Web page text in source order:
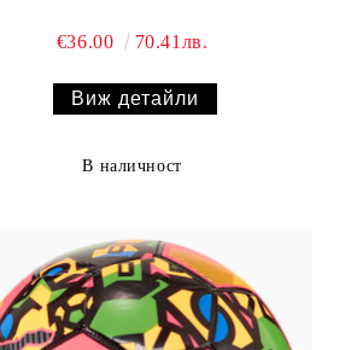
€36.00 70.41лв.
Виж детайли
В наличност